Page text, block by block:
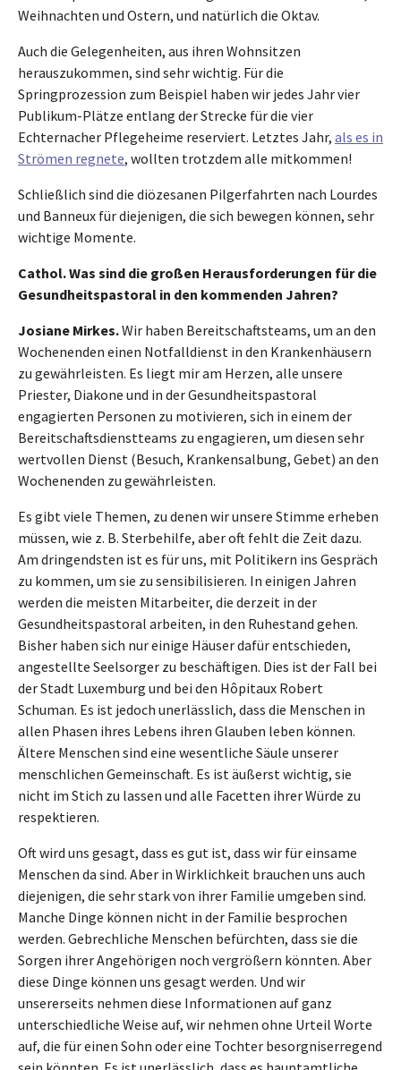
Weihnachten und Ostern, und natürlich die Oktav.
Auch die Gelegenheiten, aus ihren Wohnsitzen
herauszukommen, sind sehr wichtig. Für die
Springprozession zum Beispiel haben wir jedes Jahr vier
Publikum-Plätze entlang der Strecke für die vier
Echternacher Pflegeheime reserviert. Letztes Jahr, als es in
Strömen regnete, wollten trotzdem alle mitkommen!
Schließlich sind die diözesanen Pilgerfahrten nach Lourdes
und Banneux für diejenigen, die sich bewegen können, sehr
wichtige Momente.
Cathol. Was sind die großen Herausforderungen für die
Gesundheitspastoral in den kommenden Jahren?
Josiane Mirkes.Wir haben Bereitschaftsteams, um an den
Wochenenden einen Notfalldienst in den Krankenhäusern
zu gewährleisten. Es liegt mir am Herzen, alle unsere
Priester, Diakone und in der Gesundheitspastoral
engagierten Personen zu motivieren, sich in einem der
Bereitschaftsdienstteams zu engagieren, um diesen sehr
wertvollen Dienst (Besuch, Krankensalbung, Gebet) an den
Wochenenden zu gewährleisten.
Es gibt viele Themen, zu denen wir unsere Stimme erheben
müssen, wie z. B. Sterbehilfe, aber oft fehlt die Zeit dazu.
Am dringendsten ist es für uns, mit Politikern ins Gespräch
zu kommen, um sie zu sensibilisieren. In einigen Jahren
werden die meisten Mitarbeiter, die derzeit in der
Gesundheitspastoral arbeiten, in den Ruhestand gehen.
Bisher haben sich nur einige Häuser dafür entschieden,
angestellte Seelsorger zu beschäftigen. Dies ist der Fall bei
der Stadt Luxemburg und bei den Hôpitaux Robert
Schuman. Es ist jedoch unerlässlich, dass die Menschen in
allen Phasen ihres Lebens ihren Glauben leben können.
Ältere Menschen sind eine wesentliche Säule unserer
menschlichen Gemeinschaft. Es ist äußerst wichtig, sie
nicht im Stich zu lassen und alle Facetten ihrer Würde zu
respektieren.
Oft wird uns gesagt, dass es gut ist, dass wir für einsame
Menschen da sind. Aber in Wirklichkeit brauchen uns auch
diejenigen, die sehr stark von ihrer Familie umgeben sind.
Manche Dinge können nicht in der Familie besprochen
werden. Gebrechliche Menschen befürchten, dass sie die
Sorgen ihrer Angehörigen noch vergrößern könnten. Aber
diese Dinge können uns gesagt werden. Und wir
unsererseits nehmen diese Informationen auf ganz
unterschiedliche Weise auf, wir nehmen ohne Urteil Worte
auf, die für einen Sohn oder eine Tochter besorgniserregend